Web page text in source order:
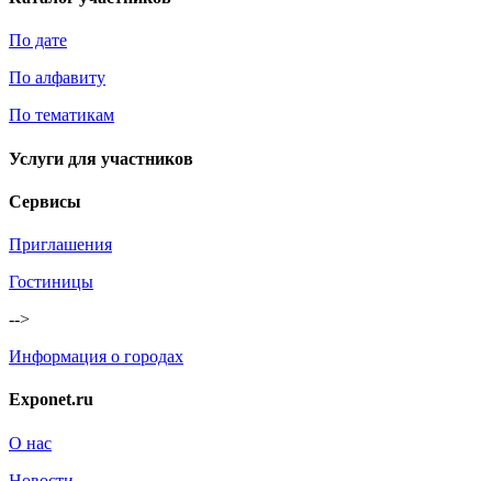
По дате
По алфавиту
По тематикам
Услуги для участников
Сервисы
Приглашения
Гостиницы
-->
Информация о городах
Exponet.ru
О нас